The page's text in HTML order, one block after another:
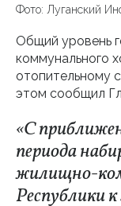
Фото: Луганский
Общий уровень
коммунального
отопительному
этом сообщил
«С
периода
жилищно-
Республики